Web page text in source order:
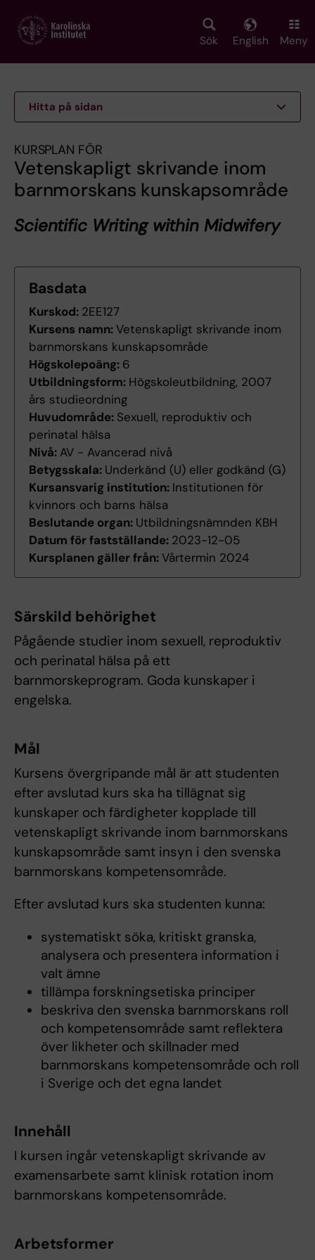
main
Sök English Meny
Hitta på sidan
KURSPLAN FÖR
Vetenskapligt skrivande inom
barnmorskans kunskapsområde
Scientific Writing within Midwifery
Basdata
Kurskod: 2EE127
Kursens namn:Vetenskapligt skrivande inom
barnmorskans kunskapsområde
Högskolepoäng: 6
Utbildningsform: Högskoleutbildning, 2007
års studieordning
Huvudområde: Sexuell, reproduktiv och
perinatal hälsa
Nivå: AV - Avancerad nivå
Betygsskala: Underkänd (U) eller godkänd (G)
Kursansvarig institution: Institutionen för
kvinnors och barns hälsa
Beslutande organ: Utbildningsnämnden KBH
Datum för fastställande: 2023-12-05
Kursplanen gäller från:Vårtermin 2024
Särskild behörighet
Pågående studier inom sexuell, reproduktiv
och perinatal hälsa på ett
barnmorskeprogram. Goda kunskaper i
engelska.
Mål
Kursens övergripande mål är att studenten
efter avslutad kurs ska ha tillägnat sig
kunskaper och färdigheter kopplade till
vetenskapligt skrivande inom barnmorskans
kunskapsområde samt insyn i den svenska
barnmorskans kompetensområde.
Efter avslutad kurs ska studenten kunna:
systematiskt söka, kritiskt granska,
analysera och presentera information i
valt ämne
tillämpa forskningsetiska principer
beskriva den svenska barnmorskans roll
och kompetensområde samt reflektera
över likheter och skillnader med
barnmorskans kompetensområde och roll
i Sverige och det egna landet
Innehåll
I kursen ingår vetenskapligt skrivande av
examensarbete samt klinisk rotation inom
barnmorskans kompetensområde.
Arbetsformer